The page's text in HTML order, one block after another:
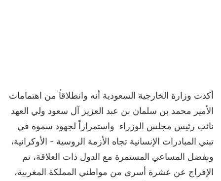
أكدت وزارة الخارجية السعودية أنه وانطلاقاً من اهتمامات
الأمير محمد بن سلمان بن عبد العزيز آل سعود ولي العهد
نائب رئيس مجلس الوزراء واستمراراً لجهود سموه في
تبني المبادرات الإنسانية تجاه الأزمة الروسية - الأوكرانية،
وبفضل المساعي المستمرة مع الدول ذات العلاقة، تم
الإفراج عن عشرة أسرى من مواطني المملكة المغربية،